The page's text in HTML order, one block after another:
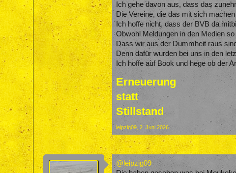
Ich gehe davon aus, dass das
Die Vereine, die das mit sich
Ich hoffe nicht, dass der BVB da
Obwohl Meldungen in den Medien
Dass wir aus der Dummheit raus
Denn dafür wurden bei uns in den
Ich hoffe auf Book und hege ob der
Erneuerung
statt
Stillstand
leipzig09 2. Juni 2026
@leipzig09